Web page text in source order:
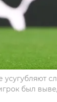
усугубляют
был